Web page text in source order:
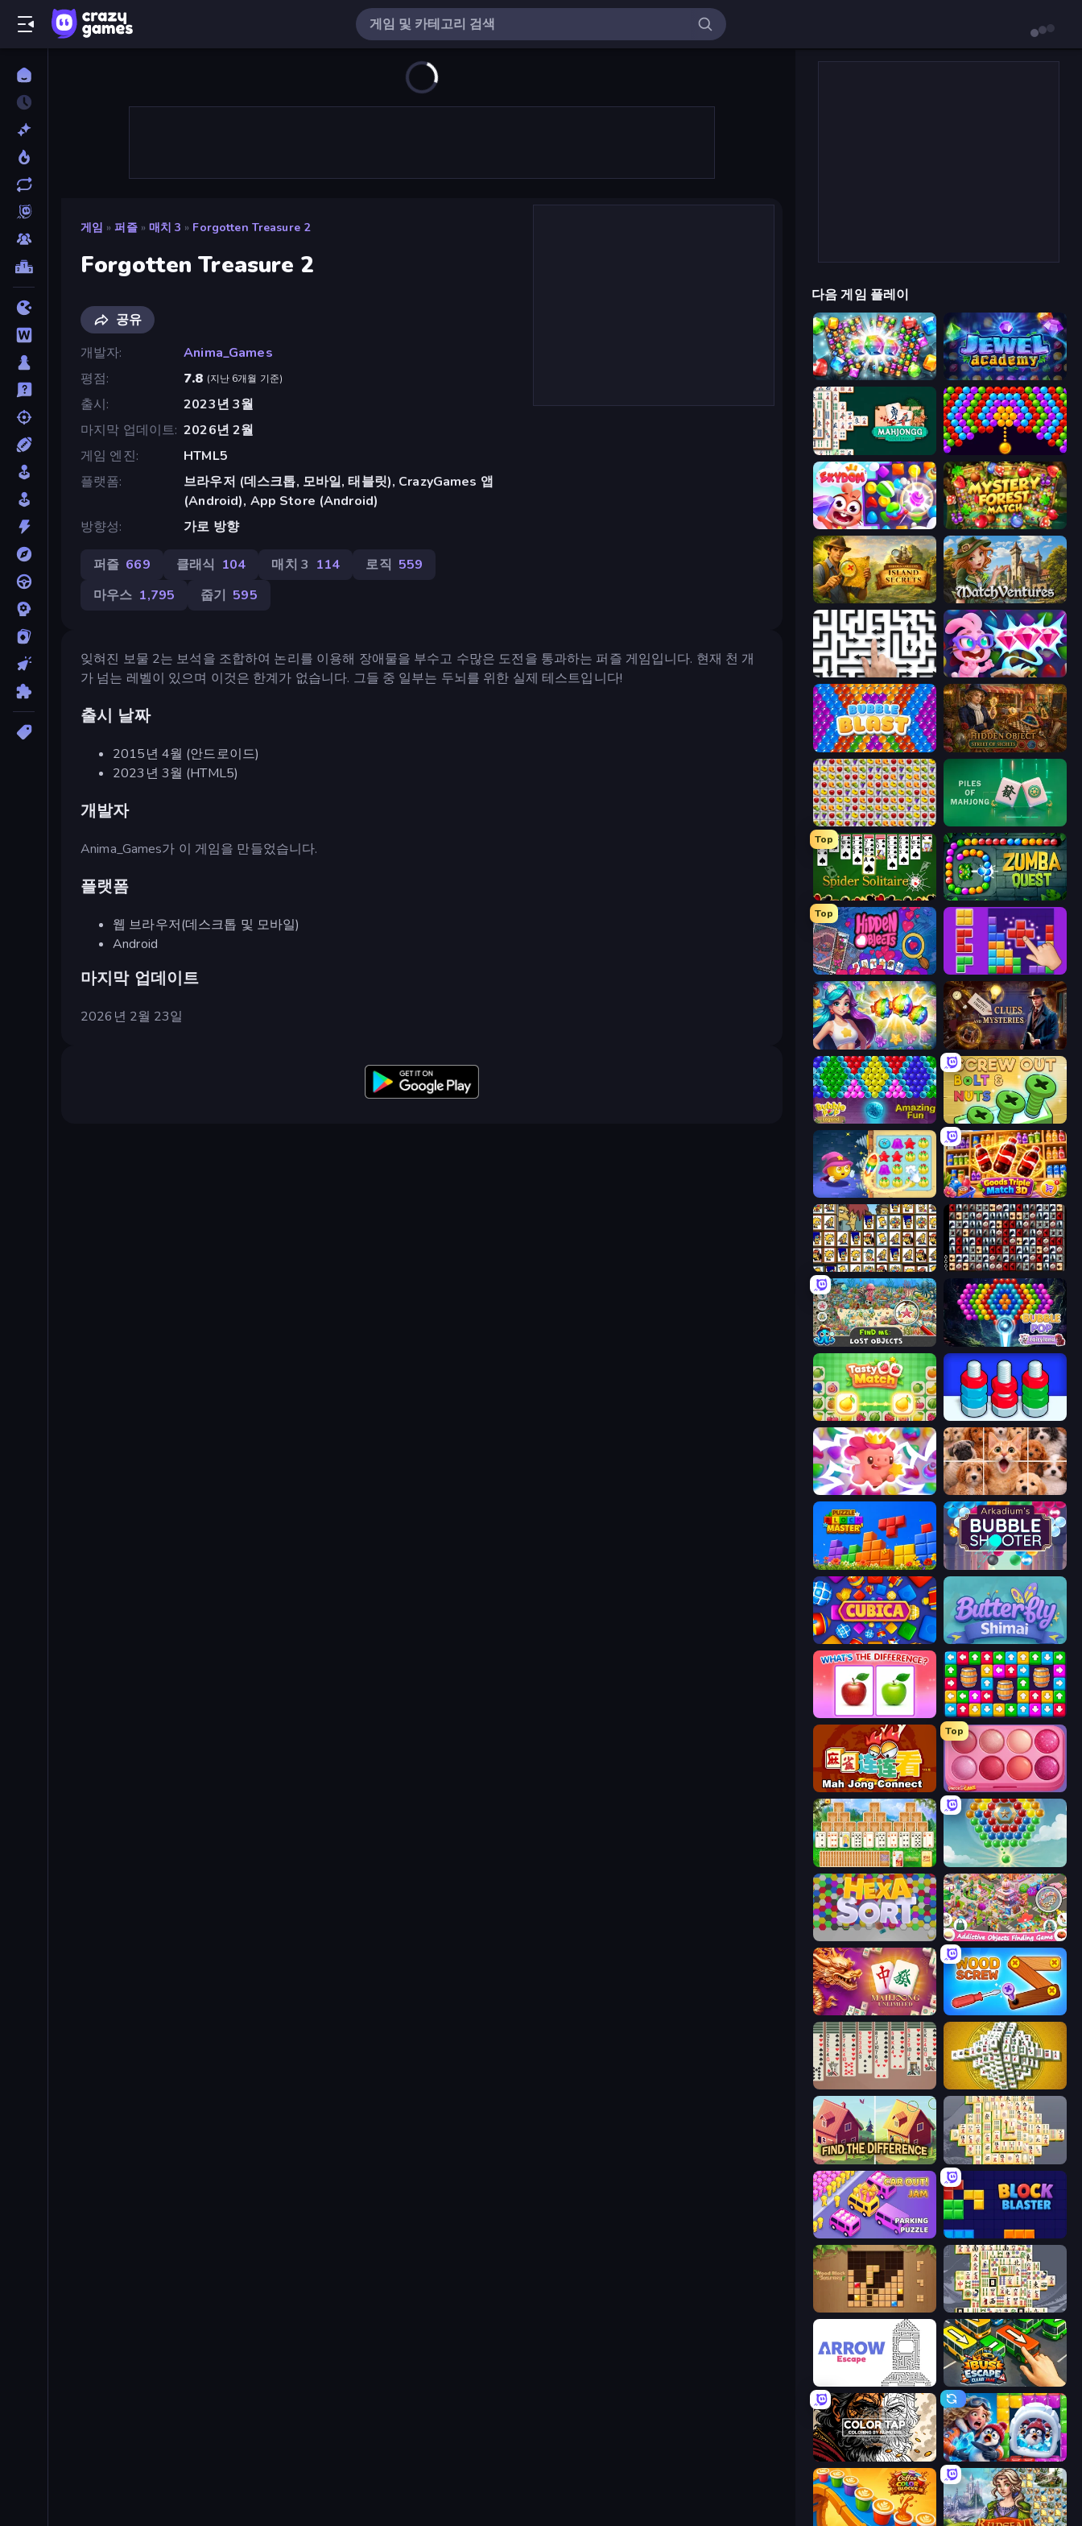
게임 » 퍼즐 » 매치 3 » Forgotten Treasure 2
Forgotten Treasure 2
공유
개발자
Anima_Games
평점
7.8 (지난 6개월 기준)
출시
2023년 3월
마지막 업데이트 2026년 2월
게임 엔진
HTML5
플랫폼
브라우저 (데스크톱, 모바일, 태블릿), CrazyGames 앱
(Android), App Store (Android)
방향성
가로 방향
퍼즐 669 클래식 104 매치 3 114 로직 559
마우스 1,795 줍기 595
잊혀진 보물 2는 보석을 조합하여 논리를 이용해 장애물을 부수고 수많은 도전을 통과하는 퍼즐 게임입니다. 현재 천 개
가 넘는 레벨이 있으며 이것은 한계가 없습니다. 그들 중 일부는 두뇌를 위한 실제 테스트입니다!
출시 날짜
2015년 4월 (안드로이드)
2023년 3월 (HTML5)
개발자
Anima_Games가 이 게임을 만들었습니다.
플랫폼
웹 브라우저(데스크톱 및 모바일)
Android
마지막 업데이트
2026년 2월 23일
다음 게임 플레이
Diamond Dungeon: Match 3 Jewel Academy
Mahjongg Solitaire Bubble Story
Skydom Mystery Forest - Match 3
Hidden Objects: Island Secrets MatchVentures
Arrow Escape: Puzzle Skydom: Reforged
Bubble Blast Hidden Object: Street Of Secrets
Same Game Fruit Collapse Piles of Mahjong
Top
Spider Solitaire Zumba Quest
Top
Hidden Objects BlockBuster Puzzle
Underwater Adventures: Match 3 Hidden Object: Clues and Mysteries
Bubble Pop Legend Screw Out: Bolts and Nuts
Candy Riddles Goods Triple Match 3D
Tiles of the Simpsons War Mahjong
Find Me: Lost Objects Bubble Pop Fairyland
Tasty Match: Mahjong Pairs
Match Arena Jigpic Solitaire
Puzzle Block Master
Cubica Butterfly Shimai
What's The Difference? Tap Away Story
Mahjong Connect (Legacy)
Top
Piece of Cake: Merge and Bake
Magic Towers Solitaire
Scavenger Hunt - Hidden Items
Mahjong Unlimited Wood Screw: Bolts Puzzle
Spider Solitaire 2 Suits Mahjong Tower
Find The Difference Mahjong Online
Car OUT! Jam Parking Puzzle Block Blaster
Wood Block Journey Mahjong Titans
Arrow Escape Bus Escape: Clear Jam
Color Tap: Coloring by Numbers Captain Blast